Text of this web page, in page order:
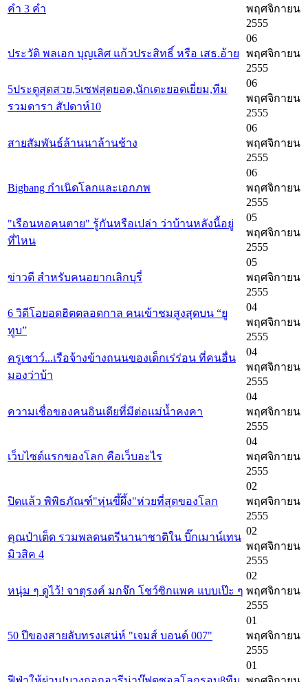
คำ 3 คำ
พฤศจิกายน
2555
ประวัติ พลเอก บุญเลิศ แก้วประสิทธิ์ หรือ เสธ.อ้าย
06
พฤศจิกายน
2555
5ประตูสุดสวย,5เซฟสุดยอด,นักเตะยอดเยี่ยม,ทีม
รวมดารา สัปดาห์10
06
พฤศจิกายน
2555
สายสัมพันธ์ล้านนาล้านช้าง
06
พฤศจิกายน
2555
Bigbang กำเนิดโลกและเอกภพ
06
พฤศจิกายน
2555
"เรือนหอคนตาย" รู้กันหรือเปล่า ว่าบ้านหลังนี้อยู่
ที่ไหน​
05
พฤศจิกายน
2555
ข่าวดี สำหรับคนอยากเลิกบุรี่
05
พฤศจิกายน
2555
6 วิดีโอยอดฮิตตลอดกาล คนเข้าชมสูงสุดบน “ยู
ทูบ”
04
พฤศจิกายน
2555
ครูเชาว์...เรือจ้างข้างถนนของเด็กเร่ร่อน ที่คนอื่น
มองว่าบ้า
04
พฤศจิกายน
2555
ความเชื่อของคนอินเดียที่มีต่อแม่น้ำคงคา
04
พฤศจิกายน
2555
เว็บไซต์แรกของโลก คือเว็บอะไร
04
พฤศจิกายน
2555
ปิดแล้ว พิพิธภัณฑ์"หุ่นขึ้ผึ้ง"ห่วยที่สุดของโลก
02
พฤศจิกายน
2555
คุณป๋าเต็ด รวมพลดนตรีนานาชาติใน บิ๊กเมาน์เทน
มิวสิค 4
02
พฤศจิกายน
2555
หนุ่ม ๆ ดูไว้! จาตุรงค์ มกจ๊ก โชว์ซิกแพค แบบเป๊ะ ๆ
02
พฤศจิกายน
2555
50 ปีของสายลับทรงเสน่ห์ "เจมส์ บอนด์ 007"
01
พฤศจิกายน
2555
01